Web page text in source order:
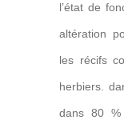
l’état de
altération
les récifs
herbiers.
dans 80